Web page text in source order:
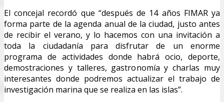
El concejal recordó que “después de 14 años FIMAR ya
forma parte de la agenda anual de la ciudad, justo antes
de recibir el verano, y lo hacemos con una invitación a
toda la ciudadanía para disfrutar de un enorme
programa de actividades donde habrá ocio, deporte,
demostraciones y talleres, gastronomía y charlas muy
interesantes donde podremos actualizar el trabajo de
investigación marina que se realiza en las islas”.